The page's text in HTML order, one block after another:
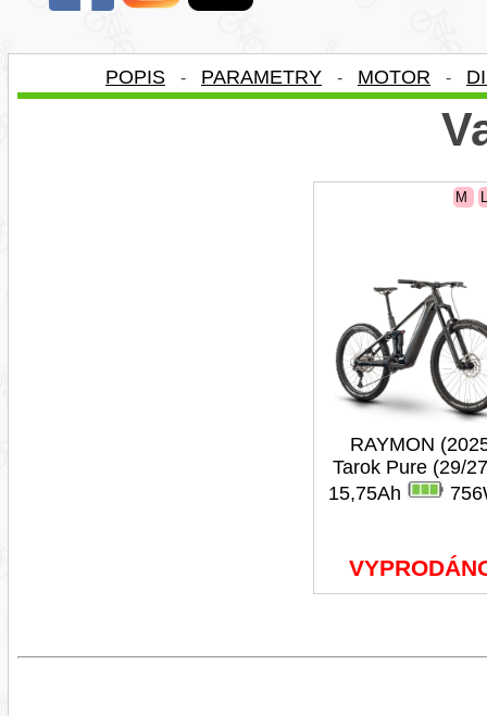
POPIS - PARAMETRY - MOTOR -
M
RAYMON
Tarok Pure (29/
15,75Ah